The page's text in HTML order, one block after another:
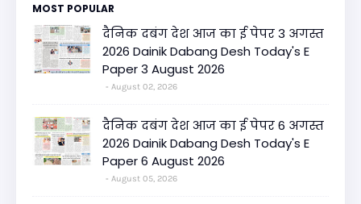
MOST POPULAR
दैनिक दबंग देश आज का ई पेपर 3 अगस्त
2026 Dainik Dabang Desh Today's E
Paper 3 August 2026
August 02, 2026
दैनिक दबंग देश आज का ई पेपर 6 अगस्त
2026 Dainik Dabang Desh Today's E
Paper 6 August 2026
August 05, 2026